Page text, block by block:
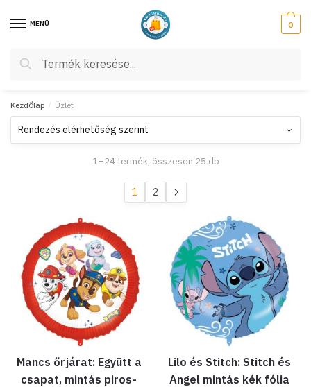
MENÜ
Keresés
Keresés
0
Kezdőlap / Üzlet
1–24 termék, összesen 25 db
1 2
Mancs őrjárat: Együtt a
csapat, mintás piros-
Lilo és Stitch: Stitch és
Angel mintás kék fólia